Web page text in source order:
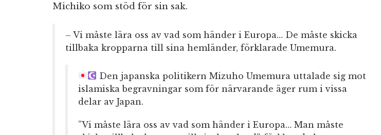
Michiko som stöd för sin sak.
– Vi måste lära oss av vad som händer i Europa… De måste skicka
tillbaka kropparna till sina hemländer, förklarade Umemura.
Den japanska politikern Mizuho Umemura uttalade sig mot
islamiska begravningar som för närvarande äger rum i vissa
delar av Japan.
”Vi måste lära oss av vad som händer i Europa… Man måste